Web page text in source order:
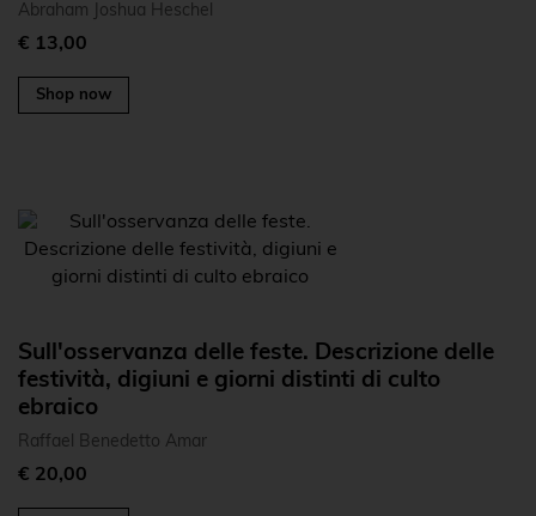
Abraham Joshua Heschel
€ 13,00
Shop now
Sull'osservanza delle feste. Descrizione delle
festività, digiuni e giorni distinti di culto
ebraico
Raffael Benedetto Amar
€ 20,00